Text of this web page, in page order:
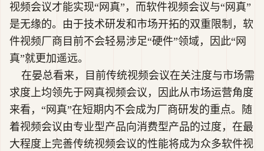
视频会议才能实现“网真”，而软件视频会议与“网真”
是无缘的。由于技术研发和市场开拓的双重限制，软
件视频厂商目前不会轻易涉足“硬件”领域，因此“网
真”就更加遥远。
在晏总看来，目前传统视频会议在关注度与市场需
求度上均领先于网真视频会议，因此从市场运营角度
来看，“网真”在短期内不会成为厂商研发的重点。随
着视频会议由专业型产品向消费型产品的过度，在最
大程度上完善传统视频会议的性能将成为众多软件视